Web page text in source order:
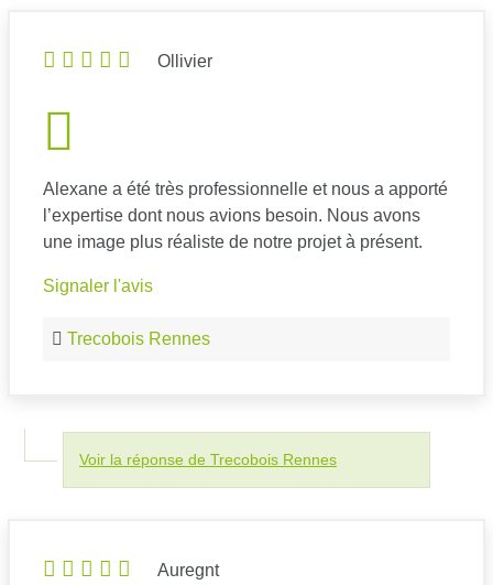
Ollivier
Alexane a été très professionnelle et nous a apporté
l’expertise dont nous avions besoin. Nous avons
une image plus réaliste de notre projet à présent.
Signaler l'avis
Trecobois Rennes
Voir la réponse de Trecobois Rennes
Auregnt